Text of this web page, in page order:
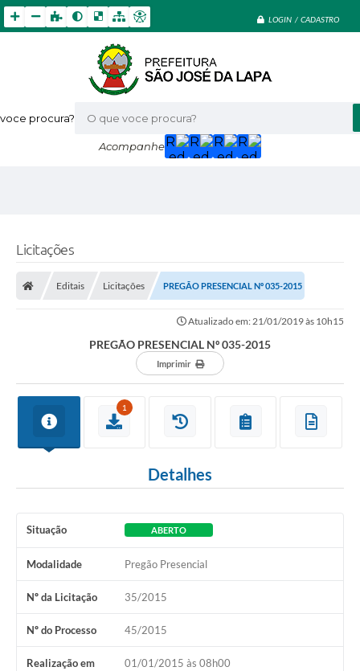
LOGIN / CADASTRO
procura?
Acompanhe
Licitações
Editais Licitações PREGÃO PRESENCIAL Nº 035-2015
Atualizado em: 21/01/2019 às 10h15
PREGÃO PRESENCIAL Nº 035-2015
Imprimir
1
Detalhes
Situação ABERTO
Modalidade Pregão Presencial
Nº da Licitação 35/2015
Nº do Processo 45/2015
Realização em 01/01/2015 às 08h00